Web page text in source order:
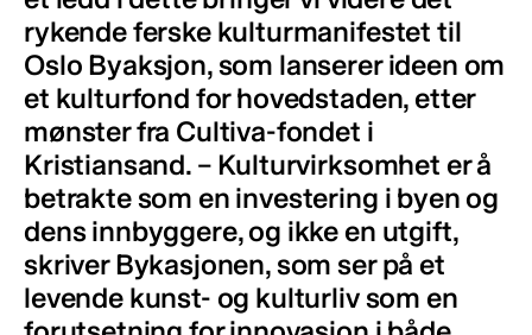
rykende ferske kulturmanifestet til
Oslo Byaksjon, som lanserer ideen om
et kulturfond for hovedstaden, etter
mønster fra Cultiva-fondet i
Kristiansand. – Kulturvirksomhet er å
betrakte som en investering i byen og
dens innbyggere, og ikke en utgift,
skriver Bykasjonen, som ser på et
levende kunst- og kulturliv som en